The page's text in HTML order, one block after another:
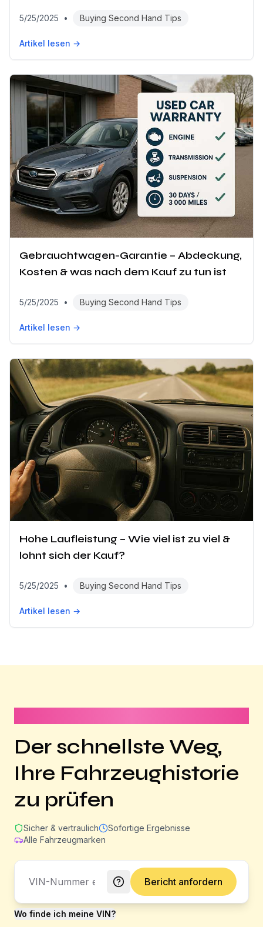
5/25/2025 • Buying Second Hand Tips
Artikel lesen →
Gebrauchtwagen-Garantie – Abdeckung,
Kosten & was nach dem Kauf zu tun ist
5/25/2025 • Buying Second Hand Tips
Artikel lesen →
Hohe Laufleistung – Wie viel ist zu viel &
lohnt sich der Kauf?
5/25/2025 • Buying Second Hand Tips
Artikel lesen →
Der schnellste Weg,
Ihre Fahrzeughistorie
zu prüfen
Sicher & vertraulich
Sofortige Ergebnisse
Alle Fahrzeugmarken
Bericht anfordern
Wo finde ich meine VIN?